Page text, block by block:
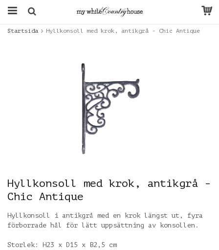
Startsida Hyllkonsoll med krok, antikgrå - Chic Antique
Hyllkonsoll med krok, antikgrå -
Chic Antique
Hyllkonsoll i antikgrå med en krok längst ut, fyra
förborrade hål för lätt uppsättning av konsollen.
Storlek: H23 x D15 x B2,5 cm